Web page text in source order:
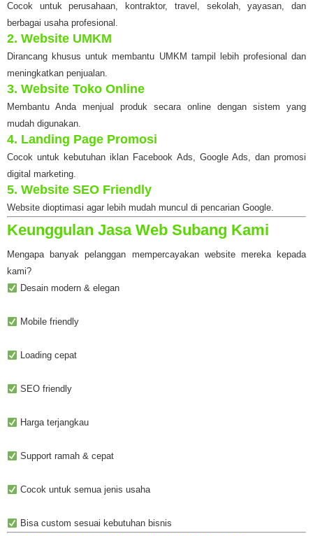
Cocok untuk perusahaan, kontraktor, travel, sekolah, yayasan, dan
berbagai usaha profesional.
2. Website UMKM
Dirancang khusus untuk membantu UMKM tampil lebih profesional dan
meningkatkan penjualan.
3. Website Toko Online
Membantu Anda menjual produk secara online dengan sistem yang
mudah digunakan.
4. Landing Page Promosi
Cocok untuk kebutuhan iklan Facebook Ads, Google Ads, dan promosi
digital marketing.
5. Website SEO Friendly
Website dioptimasi agar lebih mudah muncul di pencarian Google.
Keunggulan Jasa Web Subang Kami
Mengapa banyak pelanggan mempercayakan website mereka kepada
kami?
Desain modern & elegan
Mobile friendly
Loading cepat
SEO friendly
Harga terjangkau
Support ramah & cepat
Cocok untuk semua jenis usaha
Bisa custom sesuai kebutuhan bisnis